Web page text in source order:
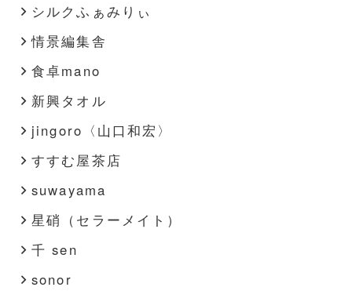
シルクふぁみりぃ
情景編集舎
食卓mano
新興タオル
jingoro〈山口和宏〉
すすむ屋茶店
suwayama
星硝（セラーメイト）
千 sen
sonor